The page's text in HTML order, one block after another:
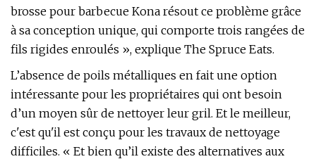
brosse pour barbecue Kona résout ce problème grâce
à sa conception unique, qui comporte trois rangées de
fils rigides enroulés », explique The Spruce Eats.
L’absence de poils métalliques en fait une option
intéressante pour les propriétaires qui ont besoin
d’un moyen sûr de nettoyer leur gril. Et le meilleur,
c'est qu'il est conçu pour les travaux de nettoyage
difficiles. « Et bien qu’il existe des alternatives aux